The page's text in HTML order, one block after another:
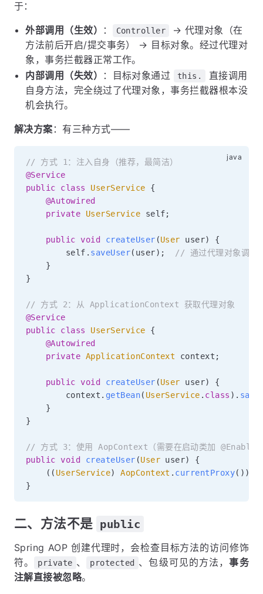
于：
外部调用（生效） ： Controller
→ 代理对象（在
方法前后开启/提交事务） → 目标对象。经过代理对
象，事务拦截器正常工作。
内部调用（失效）
：目标对象通过 this.
直接调用
自身方法，完全绕过了代理对象，事务拦截器根本没
机会执行。
解决方案 ：有三种方式——
// 方式 1：注入自身（推荐，最简洁）
@Service
public
class UserService
{
@Autowired
private
UserService self;
public void createUser (User user)
{
        self
. saveUser( user) ;
// 通过代理对象调用
}
}
// 方式 2：从 ApplicationContext 获取代理对象
@Service
public
class UserService
{
@Autowired
private ApplicationContext context ;
public void createUser (User user)
{
        context
. getBean( UserService . class ) .
}
}
// 方式 3：使用 AopContext（需要在启动类加
public void createUser (User user)
{
( ( UserService) AopContext . currentProxy( ) )
}
二、方法不是 public
Spring AOP 创建代理时，会检查目标方法的访问修饰
符。
private 、 protected 、包级可见的方法，事务
注解直接被忽略。